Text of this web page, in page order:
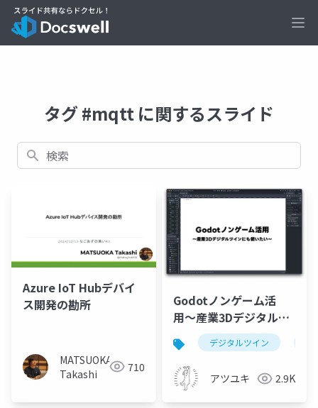
タグ #mqtt に関するスライド
検索
Azure IoT Hubデバイ
ス開発の勘所
MATSUOKA
Takashi
710
Godotノンゲーム活
用〜産業3Dデジタルツ
インにも使いたい〜
デジタルツイン
アツユキ 2.9K